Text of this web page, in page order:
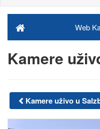
Web
Kamere
Kamere uživo u